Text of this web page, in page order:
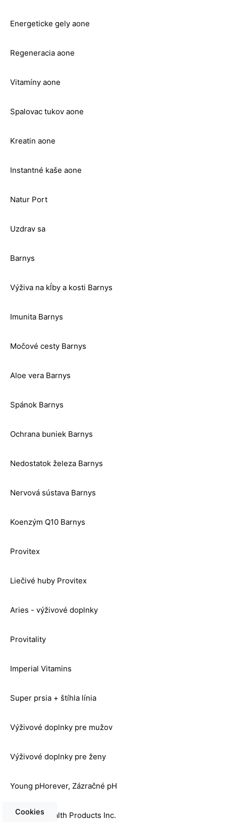
Energeticke gely aone
Regeneracia aone
Vitamíny aone
Spalovac tukov aone
Kreatin aone
Instantné kaše aone
Natur Port
Uzdrav sa
Barnys
Výživa na kĺby a kosti Barnys
Imunita Barnys
Močové cesty Barnys
Aloe vera Barnys
Spánok Barnys
Ochrana buniek Barnys
Nedostatok železa Barnys
Nervová sústava Barnys
Koenzým Q10 Barnys
Provitex
Liečivé huby Provitex
Aries - výživové doplnky
Provitality
Imperial Vitamins
Super prsia + štíhla línia
Výživové doplnky pre mužov
Výživové doplnky pre ženy
Young pHorever, Zázračné pH
Organica Health Products Inc.
Cookies